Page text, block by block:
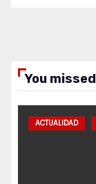
You missed
ACTUALIDAD